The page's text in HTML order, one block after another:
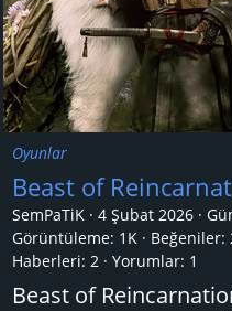
Oyunlar
Beast of
SemPaTiK 4 Şubat 2026
Görüntüleme: 1K
Beğeniler:
Haberleri: 2 Yorumlar: 1
Beast of